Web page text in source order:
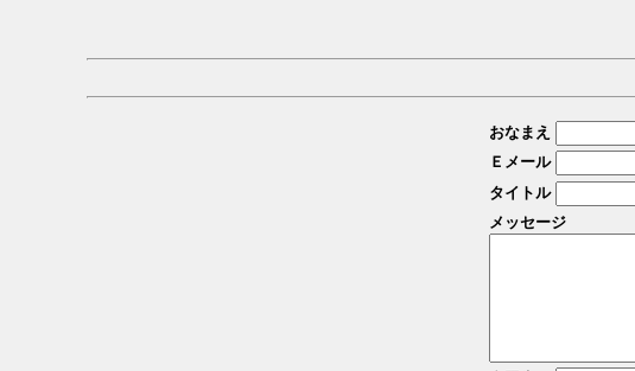
おなまえ
Ｅメール
タイトル
メッセージ